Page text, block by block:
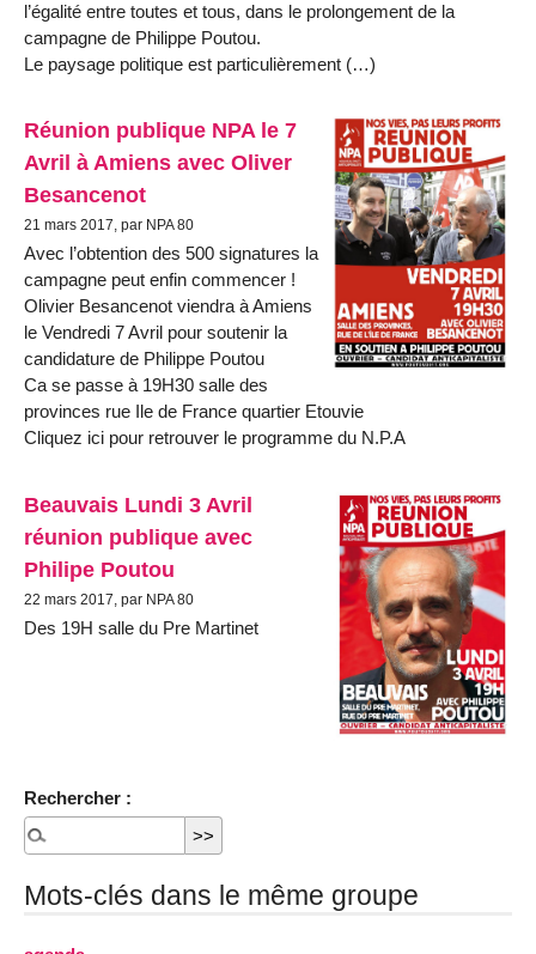
l’égalité entre toutes et tous, dans le prolongement de la
campagne de Philippe Poutou.
Le paysage politique est particulièrement (…)
Réunion publique NPA le 7
Avril à Amiens avec Oliver
Besancenot
21 mars 2017, par NPA 80
Avec l’obtention des 500 signatures la
campagne peut enfin commencer !
Olivier Besancenot viendra à Amiens
le Vendredi 7 Avril pour soutenir la
candidature de Philippe Poutou
Ca se passe à 19H30 salle des
provinces rue Ile de France quartier Etouvie
Cliquez ici pour retrouver le programme du N.P.A
Beauvais Lundi 3 Avril
réunion publique avec
Philipe Poutou
22 mars 2017, par NPA 80
Des 19H salle du Pre Martinet
Rechercher :
Mots-clés dans le même groupe